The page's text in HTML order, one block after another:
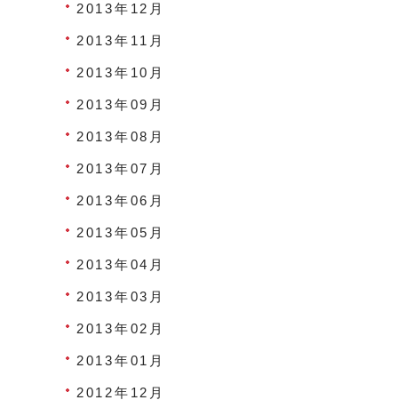
2013年12月
2013年11月
2013年10月
2013年09月
2013年08月
2013年07月
2013年06月
2013年05月
2013年04月
2013年03月
2013年02月
2013年01月
2012年12月